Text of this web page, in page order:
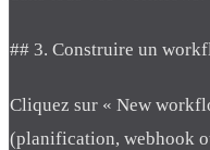
## 3. Construire un
Cliquez sur « New
(planification, webhook